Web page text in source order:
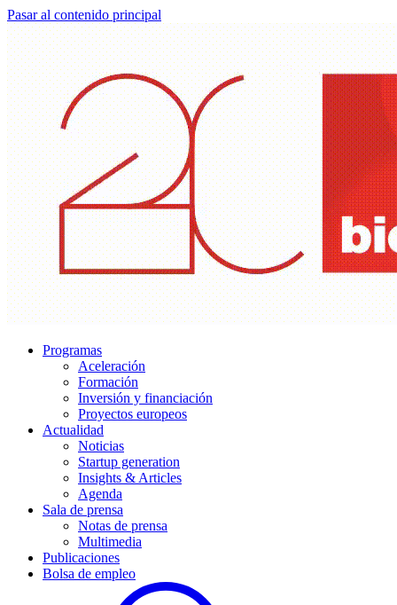
Pasar al contenido principal
Programas
Aceleración
Formación
Inversión y financiación
Proyectos europeos
Actualidad
Noticias
Startup generation
Insights & Articles
Agenda
Sala de prensa
Notas de prensa
Multimedia
Publicaciones
Bolsa de empleo